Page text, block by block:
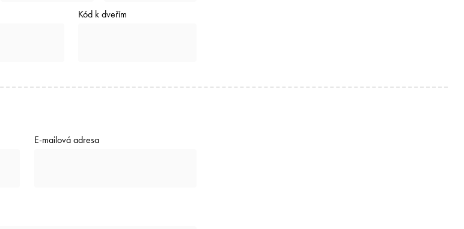
Kód k dveřím
E-mailová adresa